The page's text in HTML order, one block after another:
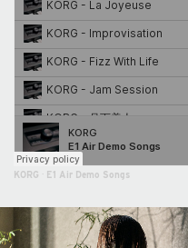
KORG E1 Air Demo Songs